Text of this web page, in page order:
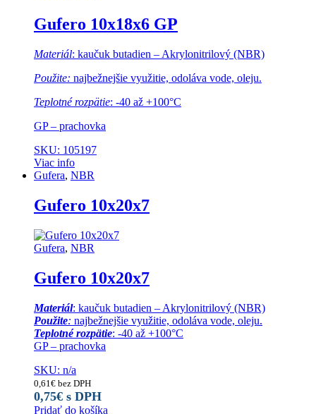
Gufero 10x18x6 GP
Materiál: kaučuk butadien – Akrylonitrilový (NBR)
Použite: najbežnejšie využitie, odoláva vode, oleju.
Teplotné rozpätie: -40 až +100°C
GP – prachovka
SKU: 105197
Viac info
Gufera, NBR
Gufero 10x20x7
Gufera, NBR
Gufero 10x20x7
Materiál: kaučuk butadien – Akrylonitrilový (NBR)
Použite: najbežnejšie využitie, odoláva vode, oleju.
Teplotné rozpätie: -40 až +100°C
GP – prachovka
SKU: n/a
0,61 € bez DPH
0,75€ s DPH
Pridať do košíka